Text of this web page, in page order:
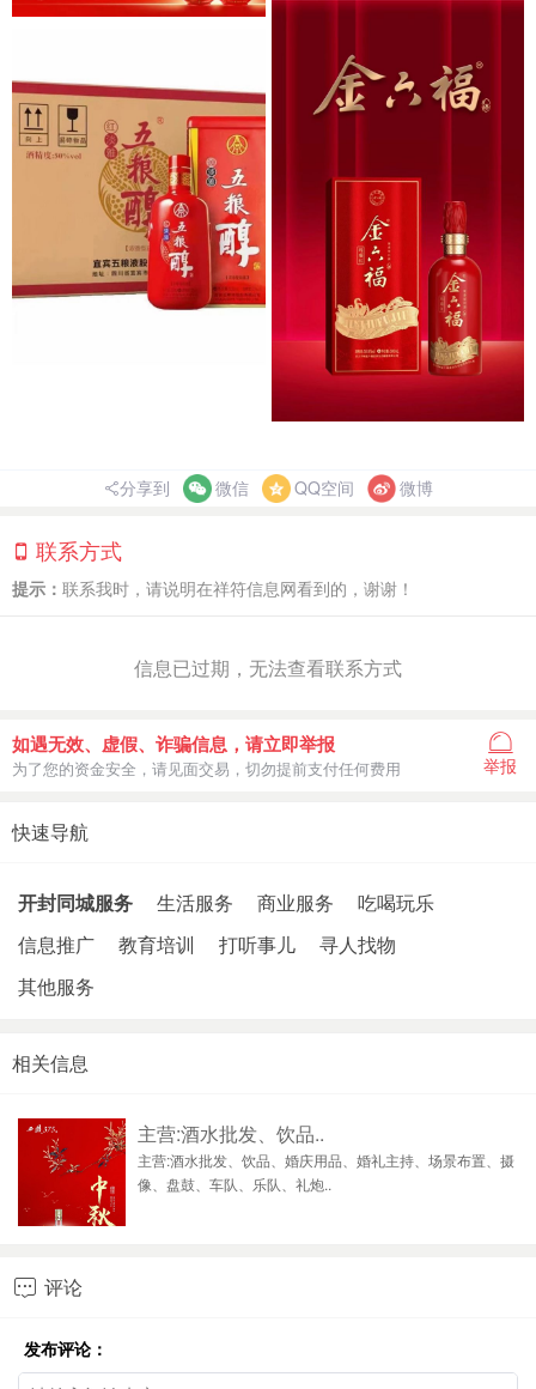
分享到 微信 QQ空间 微博
联系方式
提示： 联系我时，请说明在祥符信息网看到的，谢谢！
信息已过期，无法查看联系方式
如遇无效、虚假、诈骗信息，请立即举报
为了您的资金安全，请见面交易，切勿提前支付任何费用 举报
快速导航
开封同城服务 生活服务 商业服务
吃喝玩乐
信息推广
教育培训 打听事儿
寻人找物
其他服务
相关信息
主营:酒水批发、饮品..
主营:酒水批发、饮品、婚庆用品、婚礼主持、场景布置、摄
像、盘鼓、车队、乐队、礼炮..
 评论
发布评论：